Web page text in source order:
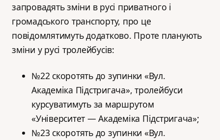
запровадять зміни в русі приватного і
громадського транспорту, про це
повідомлятимуть додатково. Проте планують
зміни у русі тролейбусів:
№22 скоротять до зупинки «Вул.
Академіка Підстригача», тролейбуси
курсуватимуть за маршрутом
«Університет — Академіка Підстригача»;
№23 скоротять до зупинки «Вул.